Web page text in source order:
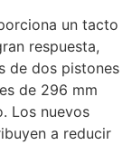
un tacto
respuesta,
de dos pistones
de 296 mm
Los nuevos
a reducir